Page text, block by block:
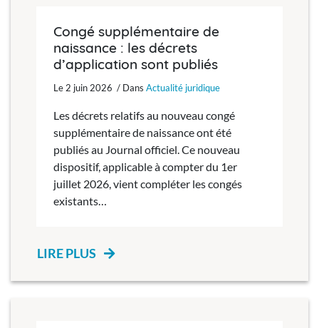
Congé supplémentaire de
naissance : les décrets
d’application sont publiés
Le 2 juin 2026 / Dans Actualité juridique
Les décrets relatifs au nouveau congé
supplémentaire de naissance ont été
publiés au Journal officiel. Ce nouveau
dispositif, applicable à compter du 1er
juillet 2026, vient compléter les congés
existants…
LIRE PLUS